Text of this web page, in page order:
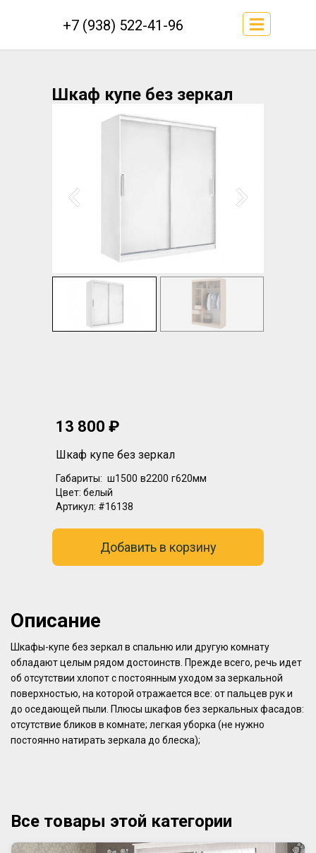
+7 (938) 522-41-96
Шкаф купе без зеркал
13 800 ₽
Шкаф купе без зеркал
Габариты: ш1500 в2200 г620мм
Цвет: белый
Артикул: #16138
Добавить в корзину
Описание
Шкафы-купе без зеркал в спальню или другую комнату
обладают целым рядом достоинств. Прежде всего, речь идет
об отсутствии хлопот с постоянным уходом за зеркальной
поверхностью, на которой отражается все: от пальцев рук и
до оседающей пыли. Плюсы шкафов без зеркальных фасадов:
отсутствие бликов в комнате; легкая уборка (не нужно
постоянно натирать зеркала до блеска);
Все товары этой категории